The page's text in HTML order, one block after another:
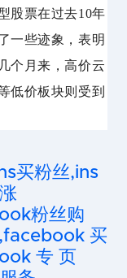
股票在过去10年
一些迹象，表明
个月来，高价云
低价板块则受到
买粉丝,ins
粉丝购
买
专 页